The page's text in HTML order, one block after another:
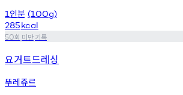
1 인분 (100g)
285kcal
50회 미만기록
요거트드레싱
뚜레쥬르